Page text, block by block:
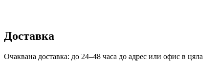
Доставка
Очаквана доставка: до 24–48 часа до адрес или офис в цяла